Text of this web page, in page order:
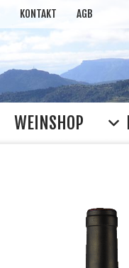
KONTAKT AGB
WEINSHOP